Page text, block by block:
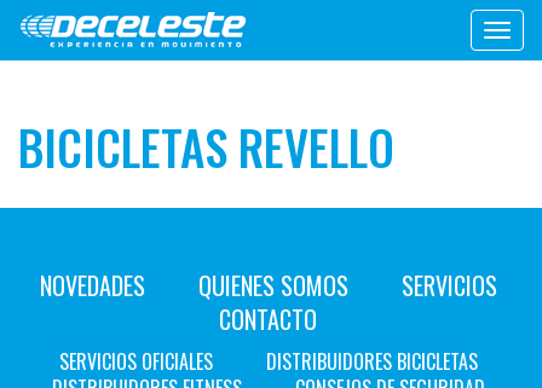
BICICLETAS REVELLO
NOVEDADES QUIENES SOMOS
SERVICIOS
CONTACTO
SERVICIOS OFICIALES
DISTRIBUIDORES BICICLETAS